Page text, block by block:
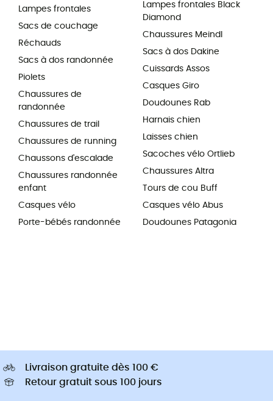
Lampes frontales
Sacs de couchage
Réchauds
Sacs à dos randonnée
Piolets
Chaussures de
randonnée
Chaussures de trail
Chaussures de running
Chaussons d'escalade
Chaussures randonnée
enfant
Casques vélo
Porte-bébés randonnée
Lampes frontales Black
Diamond
Chaussures Meindl
Sacs à dos Dakine
Cuissards Assos
Casques Giro
Doudounes Rab
Harnais chien
Laisses chien
Sacoches vélo Ortlieb
Chaussures Altra
Tours de cou Buff
Casques vélo Abus
Doudounes Patagonia
Livraison gratuite dès 100 €
Retour gratuit sous 100 jours